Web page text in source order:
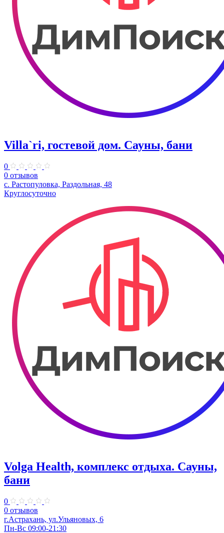
Villa`ri, гостевой дом. Сауны, бани
0
0 отзывов
с. Растопуловка, Раздольная, 48
Круглосуточно
Volga Health, комплекс отдыха. Сауны,
бани
0
0 отзывов
г.Астрахань, ул.Ульяновых, 6
Пн-Вс 09:00-21:30